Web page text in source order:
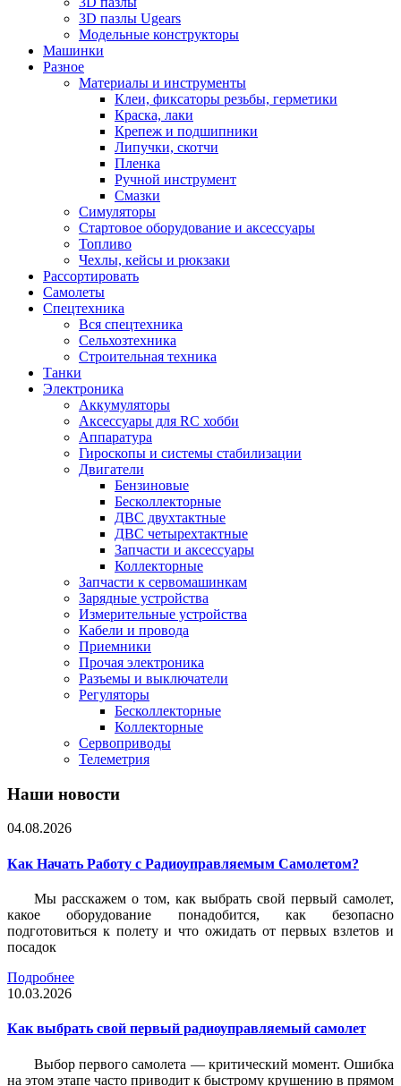
3D пазлы Ugears
Модельные конструкторы
Машинки
Разное
Материалы и инструменты
Клеи, фиксаторы резьбы, герметики
Краска, лаки
Крепеж и подшипники
Липучки, скотчи
Пленка
Ручной инструмент
Смазки
Симуляторы
Стартовое оборудование и аксессуары
Топливо
Чехлы, кейсы и рюкзаки
Рассортировать
Самолеты
Спецтехника
Вся спецтехника
Сельхозтехника
Строительная техника
Танки
Электроника
Аккумуляторы
Аксессуары для RC хобби
Аппаратура
Гироскопы и системы стабилизации
Двигатели
Бензиновые
Бесколлекторные
ДВС двухтактные
ДВС четырехтактные
Запчасти и аксессуары
Коллекторные
Запчасти к сервомашинкам
Зарядные устройства
Измерительные устройства
Кабели и провода
Приемники
Прочая электроника
Разъемы и выключатели
Регуляторы
Бесколлекторные
Коллекторные
Сервоприводы
Телеметрия
Наши новости
04.08.2026
Как Начать Работу с Радиоуправляемым Самолетом?
Мы расскажем о том, как выбрать свой первый самолет,
какое оборудование понадобится, как безопасно
подготовиться к полету и что ожидать от первых взлетов и
посадок
Подробнее
10.03.2026
Как выбрать свой первый радиоуправляемый самолет
Выбор первого самолета — критический момент. Ошибка
на этом этапе часто приводит к быстрому крушению в прямом